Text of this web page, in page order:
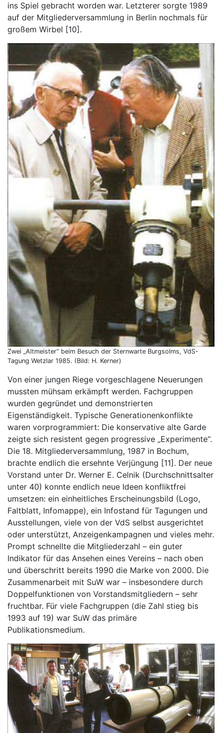
ins Spiel gebracht worden war. Letzterer sorgte 1989
auf der Mitgliederversammlung in Berlin nochmals für
großem Wirbel [10].
Zwei „Altmeister“ beim Besuch der Sternwarte Burgsolms, VdS-
Tagung Wetzlar 1985. (Bild: H. Kerner)
Von einer jungen Riege vorgeschlagene Neuerungen
mussten mühsam erkämpft werden. Fachgruppen
wurden gegründet und demonstrierten
Eigenständigkeit. Typische Generationenkonflikte
waren vorprogrammiert: Die konservative alte Garde
zeigte sich resistent gegen progressive „Experimente“.
Die 18. Mitgliederversammlung, 1987 in Bochum,
brachte endlich die ersehnte Verjüngung [11]. Der neue
Vorstand unter Dr. Werner E. Celnik (Durchschnittsalter
unter 40) konnte endlich neue Ideen konfliktfrei
umsetzen: ein einheitliches Erscheinungsbild (Logo,
Faltblatt, Infomappe), ein Infostand für Tagungen und
Ausstellungen, viele von der VdS selbst ausgerichtet
oder unterstützt, Anzeigenkampagnen und vieles mehr.
Prompt schnellte die Mitgliederzahl – ein guter
Indikator für das Ansehen eines Vereins – nach oben
und überschritt bereits 1990 die Marke von 2000. Die
Zusammenarbeit mit SuW war – insbesondere durch
Doppelfunktionen von Vorstandsmitgliedern – sehr
fruchtbar. Für viele Fachgruppen (die Zahl stieg bis
1993 auf 19) war SuW das primäre
Publikationsmedium.